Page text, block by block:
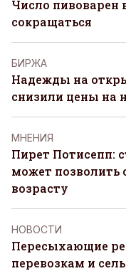
Число пивоварен
сокращаться
БИРЖА
Надежды на
снизили цены на
MНЕНИЯ
Пирет Потисепп:
может позволить
возрасту
НОВОСТИ
Пересыхающие
перевозкам и